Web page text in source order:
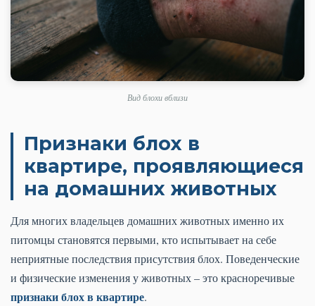
Вид блохи вблизи
Признаки блох в
квартире, проявляющиеся
на домашних животных
Для многих владельцев домашних животных именно их
питомцы становятся первыми, кто испытывает на себе
неприятные последствия присутствия блох. Поведенческие
и физические изменения у животных – это красноречивые
признаки блох в квартире.